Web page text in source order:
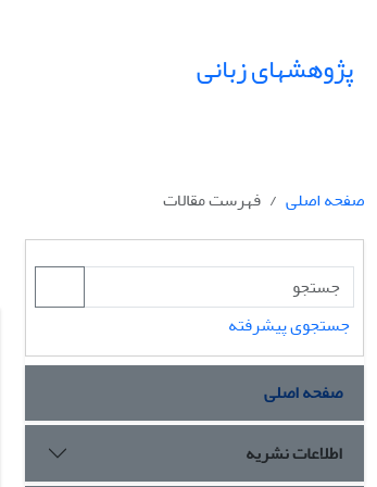
پژوهشهای زبانی
صفحه اصلی
فهرست مقالات
جستجوی پیشرفته
صفحه اصلی
اطلاعات نشریه